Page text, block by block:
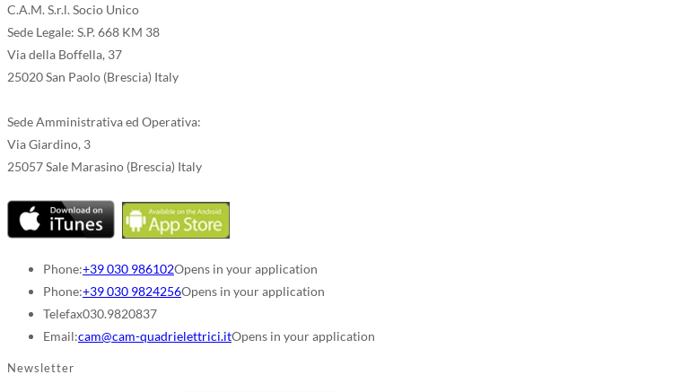
C.A.M. S.r.l. Socio Unico
Sede Legale: S.P. 668 KM 38
Via della Boffella, 37
25020 San Paolo (Brescia) Italy
Sede Amministrativa ed Operativa:
Via Giardino, 3
25057 Sale Marasino (Brescia) Italy
Phone:+39 030 986102Opens in your application
Phone:+39 030 9824256Opens in your application
Telefax030.9820837
Email:cam@cam-quadrielettrici.itOpens in your application
Newsletter